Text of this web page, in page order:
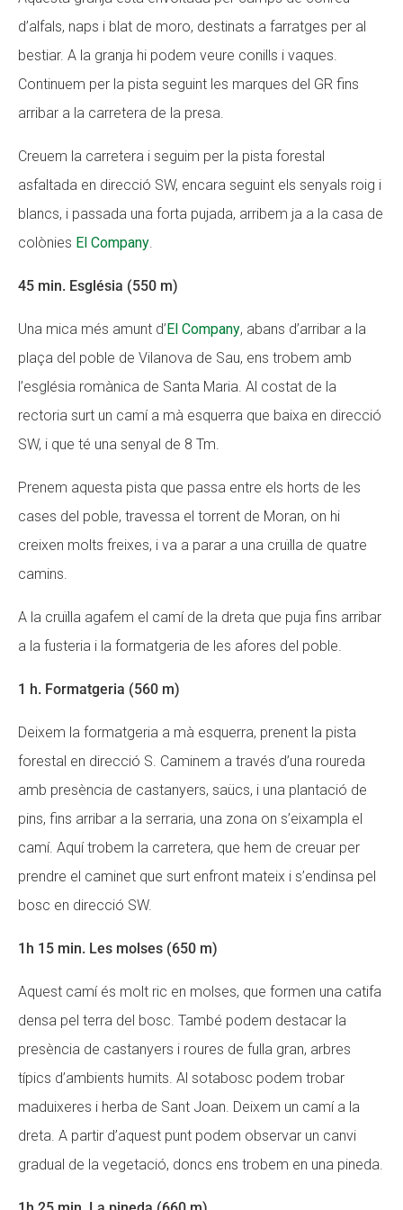
d’alfals, naps i blat de moro, destinats a farratges per al
bestiar. A la granja hi podem veure conills i vaques.
Continuem per la pista seguint les marques del GR fins
arribar a la carretera de la presa.
Creuem la carretera i seguim per la pista forestal
asfaltada en direcció SW, encara seguint els senyals roig i
blancs, i passada una forta pujada, arribem ja a la casa de
colònies El Company.
45 min. Església (550 m)
Una mica més amunt d’El Company, abans d’arribar a la
plaça del poble de Vilanova de Sau, ens trobem amb
l’església romànica de Santa Maria. Al costat de la
rectoria surt un camí a mà esquerra que baixa en direcció
SW, i que té una senyal de 8 Tm.
Prenem aquesta pista que passa entre els horts de les
cases del poble, travessa el torrent de Moran, on hi
creixen molts freixes, i va a parar a una cruïlla de quatre
camins.
A la cruïlla agafem el camí de la dreta que puja fins arribar
a la fusteria i la formatgeria de les afores del poble.
1 h. Formatgeria (560 m)
Deixem la formatgeria a mà esquerra, prenent la pista
forestal en direcció S. Caminem a través d’una roureda
amb presència de castanyers, saücs, i una plantació de
pins, fins arribar a la serraria, una zona on s’eixampla el
camí. Aquí trobem la carretera, que hem de creuar per
prendre el caminet que surt enfront mateix i s’endinsa pel
bosc en direcció SW.
1h 15 min. Les molses (650 m)
Aquest camí és molt ric en molses, que formen una catifa
densa pel terra del bosc. També podem destacar la
presència de castanyers i roures de fulla gran, arbres
típics d’ambients humits. Al sotabosc podem trobar
maduixeres i herba de Sant Joan. Deixem un camí a la
dreta. A partir d’aquest punt podem observar un canvi
gradual de la vegetació, doncs ens trobem en una pineda.